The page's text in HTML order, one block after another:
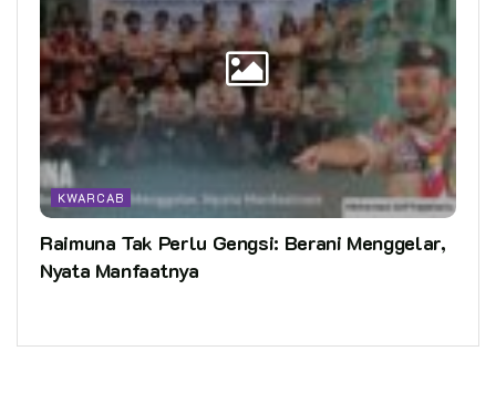
KWARCAB
Raimuna Tak Perlu Gengsi: Berani Menggelar,
Nyata Manfaatnya